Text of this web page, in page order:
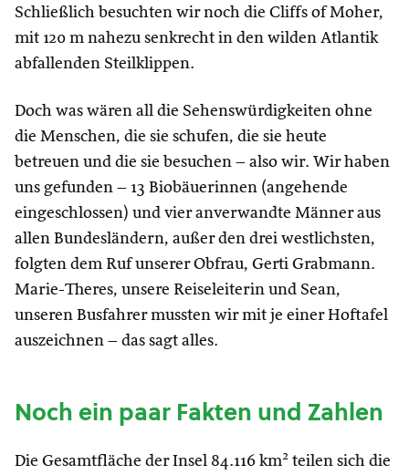
Schließlich besuchten wir noch die Cliffs of Moher,
mit 120 m nahezu senkrecht in den wilden Atlantik
abfallenden Steilklippen.
Doch was wären all die Sehenswürdigkeiten ohne
die Menschen, die sie schufen, die sie heute
betreuen und die sie besuchen – also wir. Wir haben
uns gefunden – 13 Biobäuerinnen (angehende
eingeschlossen) und vier anverwandte Männer aus
allen Bundesländern, außer den drei westlichsten,
folgten dem Ruf unserer Obfrau, Gerti Grabmann.
Marie-Theres, unsere Reiseleiterin und Sean,
unseren Busfahrer mussten wir mit je einer Hoftafel
auszeichnen – das sagt alles.
Noch ein paar Fakten und Zahlen
Die Gesamtfläche der Insel 84.116 km2 teilen sich die